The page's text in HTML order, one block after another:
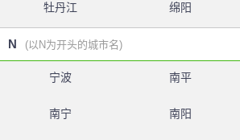
牡丹江 绵阳
N (以N为开头的城市名)
宁波 南平
南宁 南阳